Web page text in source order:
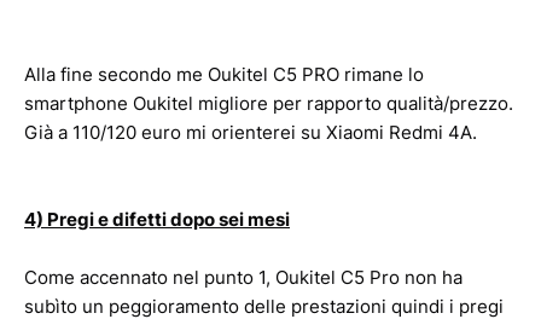
Alla fine secondo me Oukitel C5 PRO rimane lo
smartphone Oukitel migliore per rapporto qualità/prezzo.
Già a 110/120 euro mi orienterei su Xiaomi Redmi 4A.
4) Pregi e difetti dopo sei mesi
Come accennato nel punto 1, Oukitel C5 Pro non ha
subìto un peggioramento delle prestazioni quindi i pregi